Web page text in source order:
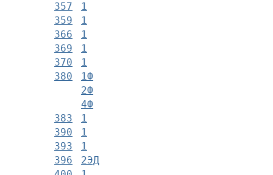
357
1
359
1
366
1
369
1
370
1
380
1Ф
2Ф
4Ф
383
1
390
1
393
1
396
2ЭД